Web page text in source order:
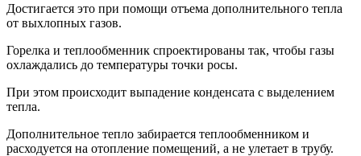
Достигается это при помощи отъема дополнительного тепла
от выхлопных газов.
Горелка и теплообменник спроектированы так, чтобы газы
охлаждались до температуры точки росы.
При этом происходит выпадение конденсата с выделением
тепла.
Дополнительное тепло забирается теплообменником и
расходуется на отопление помещений, а не улетает в трубу.